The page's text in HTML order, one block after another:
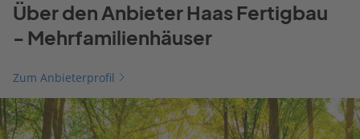
Über den Anbieter Haas Fertigbau
- Mehrfamilienhäuser
Zum Anbieterprofil